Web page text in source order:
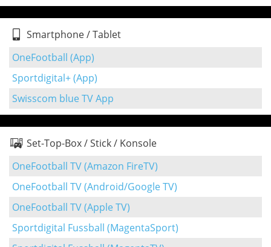
Smartphone / Tablet
OneFootball (App)
Sportdigital+ (App)
Swisscom blue TV App
Set-Top-Box / Stick / Konsole
OneFootball TV (Amazon FireTV)
OneFootball TV (Android/Google TV)
OneFootball TV (Apple TV)
Sportdigital Fussball (MagentaSport)